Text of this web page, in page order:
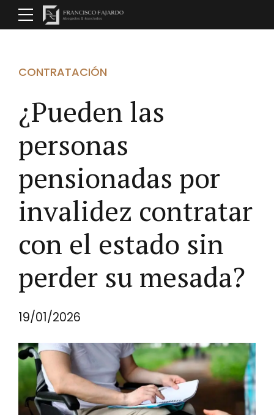
CONTRATACIÓN
¿Pueden las
personas
pensionadas por
invalidez contratar
con el estado sin
perder su mesada?
19/01/2026